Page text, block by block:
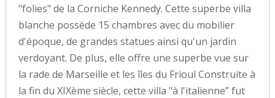
"folies" de la Corniche Kennedy. Cette superbe villa
blanche possède 15 chambres avec du mobilier
d'époque, de grandes statues ainsi qu'un jardin
verdoyant. De plus, elle offre une superbe vue sur
la rade de Marseille et les îles du Frioul Construite à
la fin du XIXème siècle, cette villa "à l'italienne” fut